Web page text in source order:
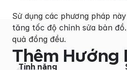
Sử dụng các phương pháp
tăng tốc độ chỉnh sửa bản
quả đồng đều.
Thêm Hướng
Tính năng